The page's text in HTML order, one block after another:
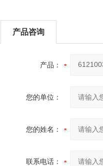
产品咨询
产品：
您的单位：
您的姓名：
联系电话：